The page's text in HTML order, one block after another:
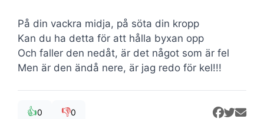
På din vackra midja, på söta din kropp
Kan du ha detta för att hålla byxan opp
Och faller den nedåt, är det något som är fel
Men är den ändå nere, är jag redo för kel!!!
👍0 👎0